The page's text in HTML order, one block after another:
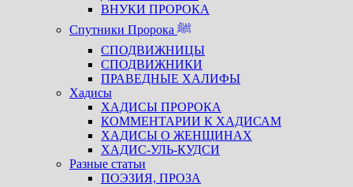
ВНУКИ ПРОРОКА
Спутники Пророка ﷺ
СПОДВИЖНИЦЫ
СПОДВИЖНИКИ
ПРАВЕДНЫЕ ХАЛИФЫ
Хадисы
ХАДИСЫ ПРОРОКА
КОММЕНТАРИИ К ХАДИСАМ
ХАДИСЫ О ЖЕНЩИНАХ
ХАДИС-УЛЬ-КУДСИ
Разные статьи
ПОЭЗИЯ, ПРОЗА